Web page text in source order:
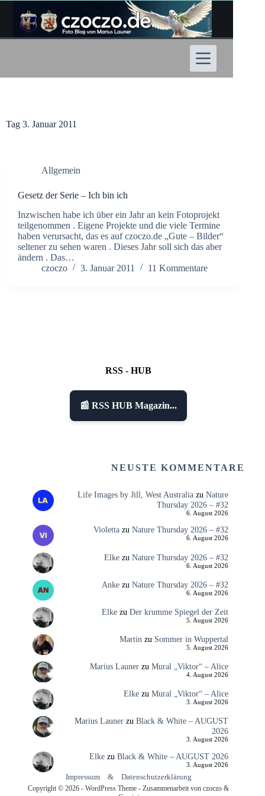
Inhalt
springen
Tag 3. Januar 2011
Allgemein
Gesetz der Serie – Ich bin ich
Inzwischen habe ich über ein Jahr an kein Fotoprojekt
teilgenommen . Eigene Projekte und die viele Termine
haben verursacht, das es auf czoczo.de „Gute – Bilder“
seltener zu sehen waren . Dieses Jahr soll sich das aber
ändern . Das…
czoczo
3. Januar 2011 11 Kommentare
RSS - HUB
📰 RSS HUB Magazin...
NEUSTE KOMMENTARE
Life Images by Jill, West Australiazu Nature
Thursday 2026 – #32
6. August 2026
Violettazu Nature Thursday 2026 – #32
6. August 2026
Elkezu Nature Thursday 2026 – #32
6. August 2026
Ankezu Nature Thursday 2026 – #32
6. August 2026
Elkezu Der krumme Spiegel der Zeit
5. August 2026
Martin zu Sommer in Wuppertal
5. August 2026
Marius Launerzu Mural „Viktor“ – Alice
4. August 2026
Elkezu Mural „Viktor“ – Alice
3. August 2026
Marius Launerzu Black & White – AUGUST
2026
3. August 2026
Elkezu Black & White – AUGUST 2026
3. August 2026
Impressum & Datenschutzerklärung
Copyright © 2026 - WordPress Theme - Zusammenarbeit von czoczo &